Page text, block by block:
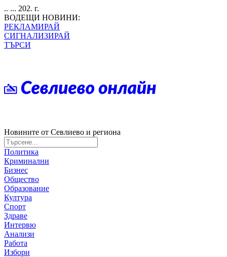
.. ... 202. г.
ВОДЕЩИ НОВИНИ:
РЕКЛАМИРАЙ
СИГНАЛИЗИРАЙ
ТЪРСИ
Новините от Севлиево и региона
Политика
Криминални
Бизнес
Общество
Образование
Култура
Спорт
Здраве
Интервю
Анализи
Работа
Избори